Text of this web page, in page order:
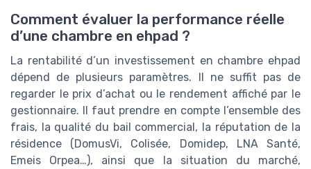
Comment évaluer la performance réelle
d’une chambre en ehpad ?
La rentabilité d’un investissement en chambre ehpad
dépend de plusieurs paramètres. Il ne suffit pas de
regarder le prix d’achat ou le rendement affiché par le
gestionnaire. Il faut prendre en compte l’ensemble des
frais, la qualité du bail commercial, la réputation de la
résidence (DomusVi, Colisée, Domidep, LNA Santé,
Emeis Orpea…), ainsi que la situation du marché,